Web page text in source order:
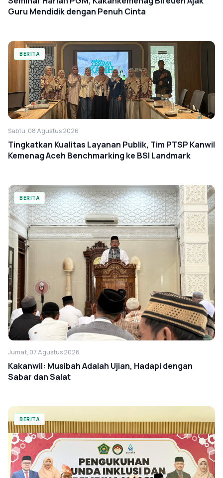
Guru Mendidik dengan Penuh Cinta
BERITA
Sabtu, 08 Agustus 2026
Tingkatkan Kualitas Layanan Publik, Tim PTSP Kanwil
Kemenag Aceh Benchmarking ke BSI Landmark
BERITA
Jumat, 07 Agustus 2026
Kakanwil: Musibah Adalah Ujian, Hadapi dengan
Sabar dan Salat
BERITA